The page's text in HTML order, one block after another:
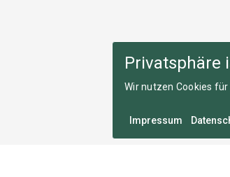
Privatsphäre
Wir nutzen Cookies
Impressum